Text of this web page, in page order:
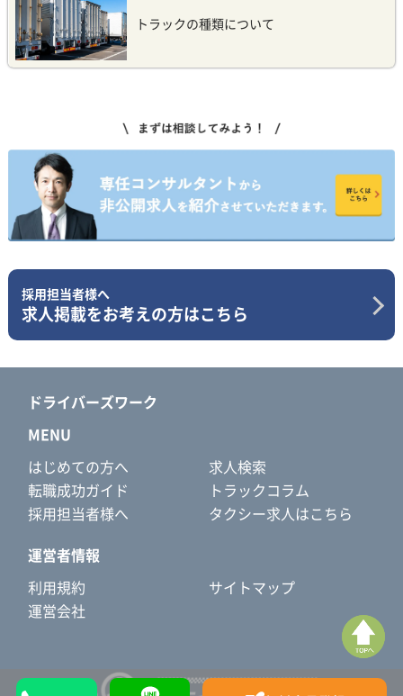
トラックの種類について
採用担当者様へ
求人掲載をお考えの方はこちら
ドライバーズワーク
MENU
はじめての方へ
求人検索
転職成功ガイド
トラックコラム
採用担当者様へ
タクシー求人はこちら
運営者情報
利用規約
サイトマップ
運営会社